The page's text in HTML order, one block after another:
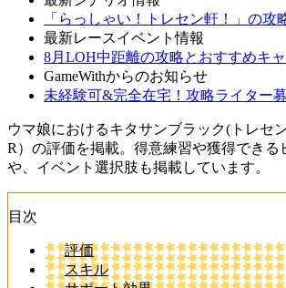
「らっしゃい！トレセン軒！」の攻
最新レースイベント情報
8月LOH中距離の攻略とおすすめキ
GameWithからのお知らせ
未経験可&完全在宅！攻略ライター募
ウマ娘におけるキタサンブラック(トレセ
R）の評価を掲載。得意練習や獲得できる
や、イベント選択肢も掲載しています。
目次
評価
スキル